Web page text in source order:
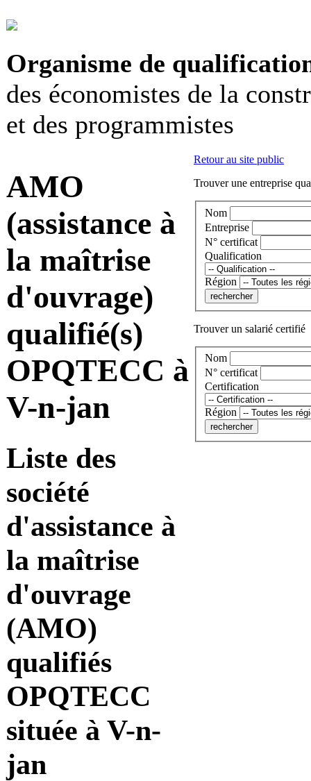
Organisme de
des économistes de la
et des programmistes
AMO
(assistance à
la maîtrise
d'ouvrage)
qualifié(s)
OPQTECC à
V-n-jan
Liste des
société
d'assistance à
la maîtrise
d'ouvrage
(AMO)
qualifiés
OPQTECC
située à V-n-
jan
Retour au site public
Trouver une entreprise
Nom
Entreprise
N° certificat
Qualification
Région
Trouver un salarié certifié
Nom
N° certificat
Certification
Région